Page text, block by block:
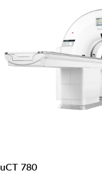
uCT 780